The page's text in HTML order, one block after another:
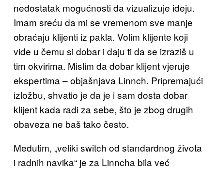
nedostatak mogućnosti da vizualizuje ideju.
Imam sreću da mi se vremenom sve manje
obraćaju klijenti iz pakla. Volim klijente koji
vide u čemu si dobar i daju ti da se izraziš u
tim okvirima. Mislim da dobar klijent vjeruje
ekspertima – objašnjava Linnch. Pripremajući
izložbu, shvatio je da je i sam dosta dobar
klijent kada radi za sebe, što je zbog drugih
obaveza ne baš tako često.
Međutim, „veliki switch od standardnog života
i radnih navika“ je za Linncha bila već